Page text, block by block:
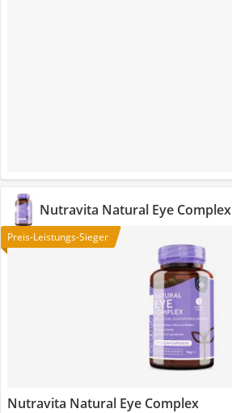
Nutravita Natural Eye Complex
Preis-Leistungs-Sieger
Nutravita Natural Eye Complex